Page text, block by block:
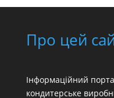
Про цей
Інформаційний
кондитерське